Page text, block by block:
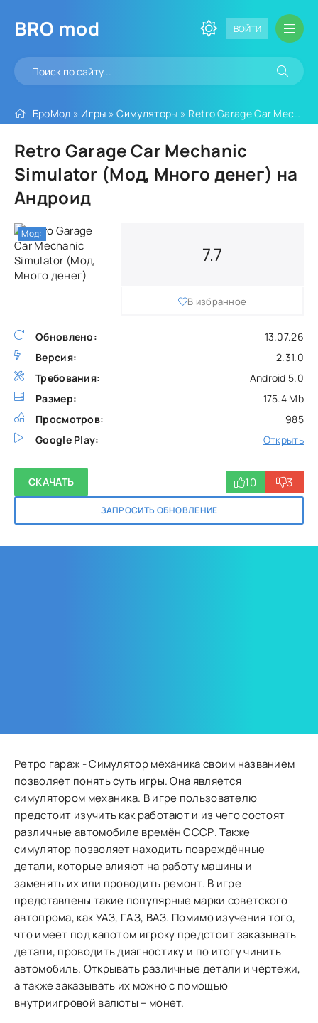
BRO mod ВОЙТИ
БроМод » Игры »Симуляторы » Retro Garage Car Mechanic Simulator (Мод, Много денег)
Retro Garage Car Mechanic
Simulator (Мод, Много денег) на
Андроид
Обновлено:
13.07.26
Версия:
2.31.0
Требования:
Android 5.0
Размер:
175.4 Mb
Просмотров:
985
Google Play:
Открыть
7.7
В избранное
СКАЧАТЬ
ЗАПРОСИТЬ ОБНОВЛЕНИЕ
10 3
Мод:
Ретро гараж - Симулятор механика своим названием
позволяет понять суть игры. Она является
симулятором механика. В игре пользователю
предстоит изучить как работают и из чего состоят
различные автомобиле времён СССР. Также
симулятор позволяет находить повреждённые
детали, которые влияют на работу машины и
заменять их или проводить ремонт. В игре
представлены такие популярные марки советского
автопрома, как УАЗ, ГАЗ, ВАЗ. Помимо изучения того,
что имеет под капотом игроку предстоит заказывать
детали, проводить диагностику и по итогу чинить
автомобиль. Открывать различные детали и чертежи,
а также заказывать их можно с помощью
внутриигровой валюты – монет.